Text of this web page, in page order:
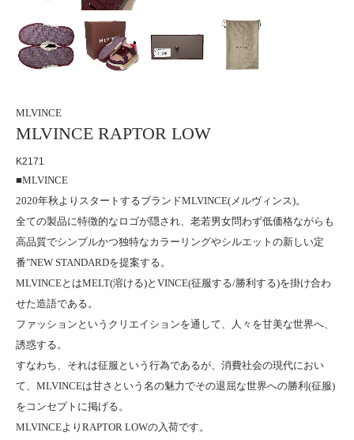
MLVINCE
MLVINCE RAPTOR LOW
K2171
■MLVINCE
2020年秋よりスタートするブランドMLVINCE(メルヴィンス)。
全ての製品に特徴的なロゴが隠され、老若男女問わず低価格ながらも
高品質でシンプルかつ独特なカラーリングやシルエットの新しい定
番"NEW STANDARDを提案する。
MLVINCEとはMELT(溶ける)とVINCE(征服する/勝利する)を掛け合わ
せた造語である。
ファッションというクリエイションを通して、人々を甘美な世界へ、
誘惑する。
すなわち、それは征服という行為であるが、消費社会の現代におい
て、MLVINCEは甘さという名の魅力でその退屈な世界への勝利(征服)
をコンセプトに掲げる。
MLVINCEよりRAPTOR LOWの入荷です。